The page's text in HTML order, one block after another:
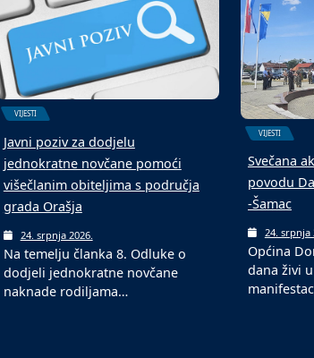
VIJESTI
Javni poziv za dodjelu
jednokratne novčane pomoći
višečlanim obiteljima s područja
grada Orašja
24. srpnja 2026.
Na temelju članka 8. Odluke o
dodjeli jednokratne novčane
naknade rodiljama…
VIJESTI
Svečana
povodu
-Šamac
24. srpnja
Općina
dana živi